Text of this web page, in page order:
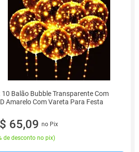
10 Balão Bubble Transparente Com
Amarelo Com Vareta Para Festa
65,09 no Pix
de desconto no pix)